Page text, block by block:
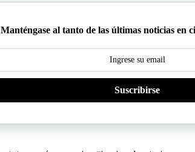
Manténgase al tanto de las últimas noticias en
Suscribirse